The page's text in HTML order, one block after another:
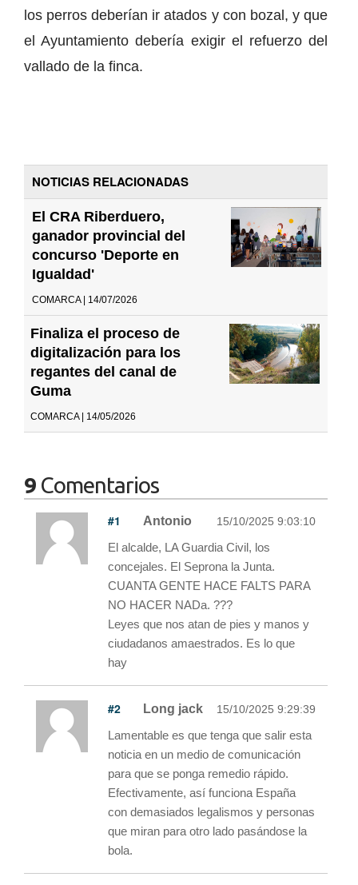
los perros deberían ir atados y con bozal, y que
el Ayuntamiento debería exigir el refuerzo del
vallado de la finca.
NOTICIAS RELACIONADAS
El CRA Riberduero,
ganador provincial del
concurso 'Deporte en
Igualdad'
COMARCA | 14/07/2026
Finaliza el proceso de
digitalización para los
regantes del canal de
Guma
COMARCA | 14/05/2026
9 Comentarios
#1 Antonio 15/10/2025 9:03:10
El alcalde, LA Guardia Civil, los
concejales. El Seprona la Junta.
CUANTA GENTE HACE FALTS PARA
NO HACER NADa. ???
Leyes que nos atan de pies y manos y
ciudadanos amaestrados. Es lo que
hay
#2 Long jack 15/10/2025 9:29:39
Lamentable es que tenga que salir esta
noticia en un medio de comunicación
para que se ponga remedio rápido.
Efectivamente, así funciona España
con demasiados legalismos y personas
que miran para otro lado pasándose la
bola.